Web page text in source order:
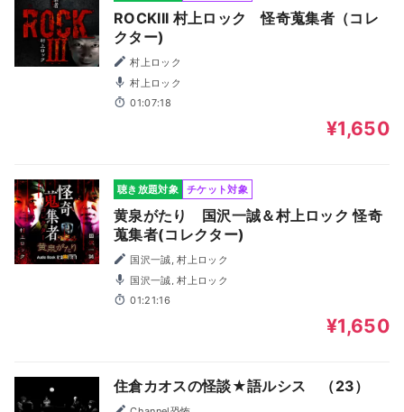
ROCKIII 村上ロック 怪奇蒐集者（コレ
クター)
村上ロック
村上ロック
01:07:18
¥1,650
聴き放題対象 チケット対象
黄泉がたり 国沢一誠＆村上ロック 怪奇
蒐集者(コレクター)
国沢一誠, 村上ロック
国沢一誠, 村上ロック
01:21:16
¥1,650
住倉カオスの怪談★語ルシス （23）